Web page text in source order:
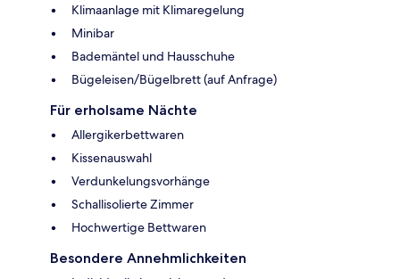
Klimaanlage mit Klimaregelung
Minibar
Bademäntel und Hausschuhe
Bügeleisen/Bügelbrett (auf Anfrage)
Für erholsame Nächte
Allergikerbettwaren
Kissenauswahl
Verdunkelungsvorhänge
Schallisolierte Zimmer
Hochwertige Bettwaren
Besondere Annehmlichkeiten